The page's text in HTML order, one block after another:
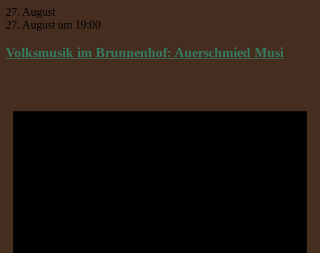
27. August
27. August um 19:00
Volksmusik im Brunnenhof: Auerschmied Musi